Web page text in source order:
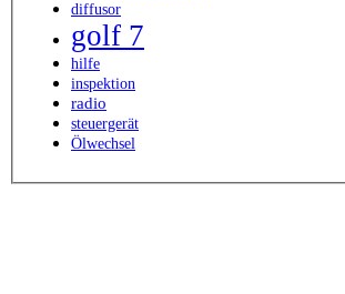
diffusor
golf 7
hilfe
inspektion
radio
steuergerät
Ölwechsel